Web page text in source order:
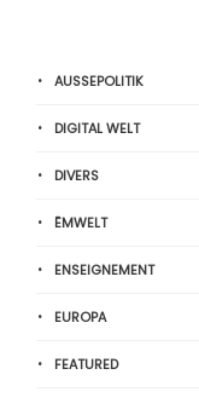
AUSSEPOLITIK
DIGITAL WELT
DIVERS
ËMWELT
ENSEIGNEMENT
EUROPA
FEATURED